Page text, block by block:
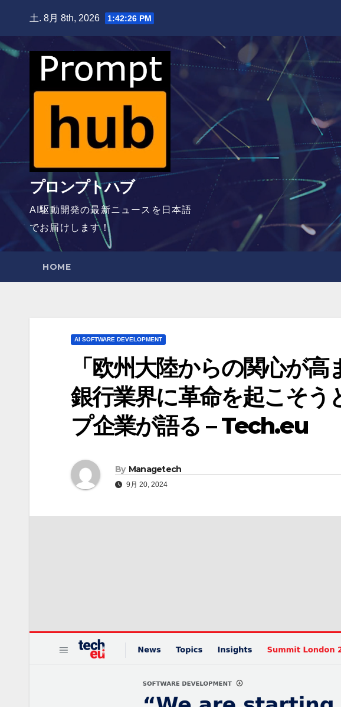
content
土. 8月 8th, 2026 1:42:27 PM
プロンプトハブ
AI駆動開発の最新ニュースを日本語
でお届けします！
HOME
AI SOFTWARE DEVELOPMENT
「欧州大陸からの関心が
銀行業界に革命を起こそう
プ企業が語る – Tech.eu
By Managetech
9月 20, 2024